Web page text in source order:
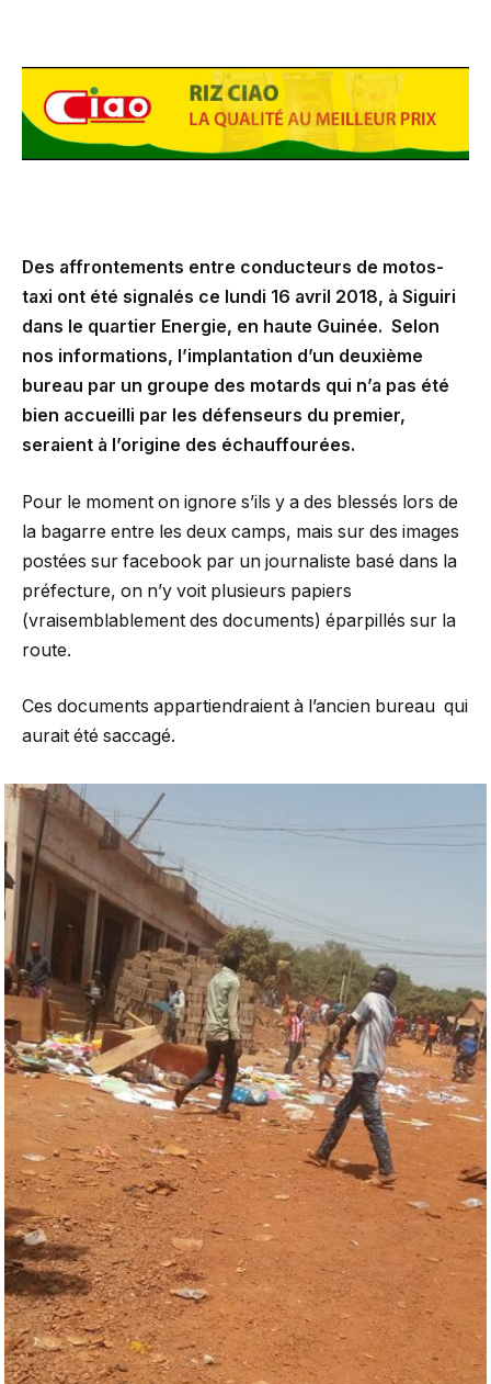
Des affrontements entre conducteurs de motos-
taxi ont été signalés ce lundi 16 avril 2018, à Siguiri
dans le quartier Energie, en haute Guinée. Selon
nos informations, l’implantation d’un deuxième
bureau par un groupe des motards qui n’a pas été
bien accueilli par les défenseurs du premier,
seraient à l’origine des échauffourées.
Pour le moment on ignore s’ils y a des blessés lors de
la bagarre entre les deux camps, mais sur des images
postées sur facebook par un journaliste basé dans la
préfecture, on n’y voit plusieurs papiers
(vraisemblablement des documents) éparpillés sur la
route.
Ces documents appartiendraient à l’ancien bureau qui
aurait été saccagé.